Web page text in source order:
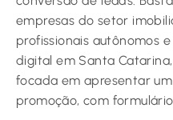
empresas do setor
profissionais autônomos
digital em Santa
focada em apresentar
promoção, com